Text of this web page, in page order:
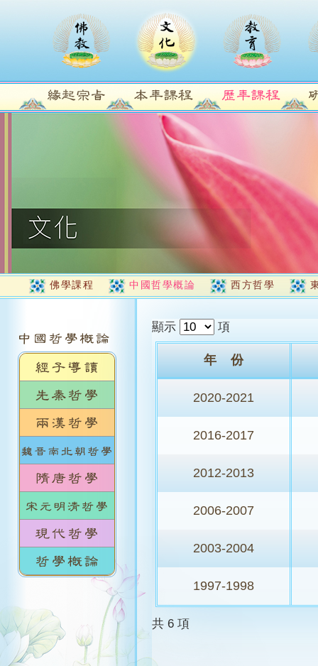
佛學課程 中國哲學概論 西方哲學
顯示 項
年 份
2020-2021
2016-2017
2012-2013
2006-2007
2003-2004
1997-1998
共 6 項